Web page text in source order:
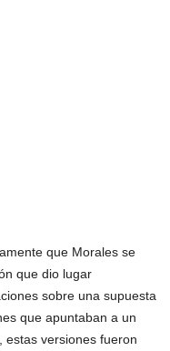
que Morales se
que dio lugar
sobre una supuesta
que apuntaban a un
estas versiones fueron